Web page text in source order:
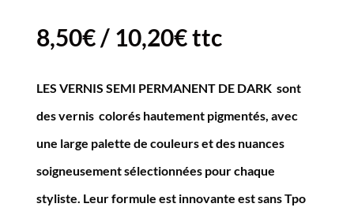
8,50€/ 10,20€ttc
LES VERNIS SEMI PERMANENT DE DARK sont
des vernis colorés hautement pigmentés, avec
une large palette de couleurs et des nuances
soigneusement sélectionnées pour chaque
styliste. Leur formule est innovante est sans Tpo